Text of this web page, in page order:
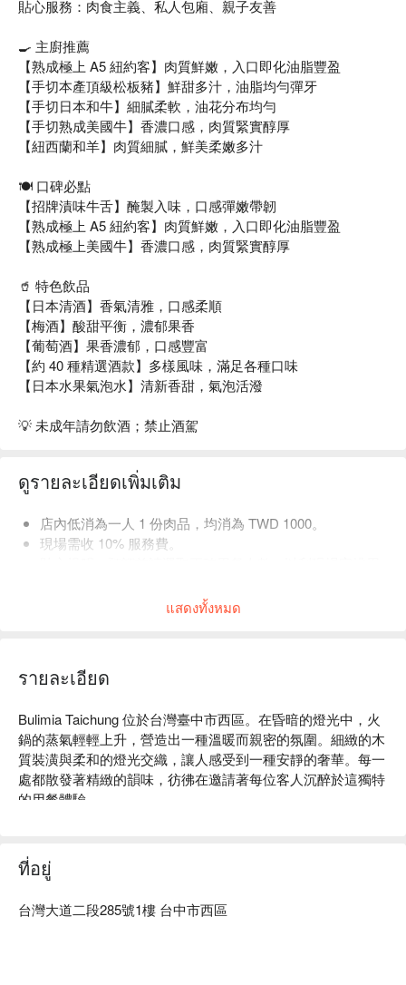
貼心服務：肉食主義、私人包廂、親子友善
🍳 主廚推薦
【熟成極上 A5 紐約客】肉質鮮嫩，入口即化油脂豐盈
【手切本產頂級松板豬】鮮甜多汁，油脂均勻彈牙
【手切日本和牛】細膩柔軟，油花分布均勻
【手切熟成美國牛】香濃口感，肉質緊實醇厚
【紐西蘭和羊】肉質細膩，鮮美柔嫩多汁
🍽️ 口碑必點
【招牌漬味牛舌】醃製入味，口感彈嫩帶韌
【熟成極上 A5 紐約客】肉質鮮嫩，入口即化油脂豐盈
【熟成極上美國牛】香濃口感，肉質緊實醇厚
🥤 特色飲品
【日本清酒】香氣清雅，口感柔順
【梅酒】酸甜平衡，濃郁果香
【葡萄酒】果香濃郁，口感豐富
【約 40 種精選酒款】多樣風味，滿足各種口味
【日本水果氣泡水】清新香甜，氣泡活潑
💡 未成年請勿飲酒；禁止酒駕
ดูรายละเอียดเพิ่มเติม
店內低消為一人 1 份肉品，均消為 TWD 1000。
現場需收 10% 服務費。
แสดงทั้งหมด
รายละเอียด
Bulimia Taichung 位於台灣臺中市西區。在昏暗的燈光中，火
鍋的蒸氣輕輕上升，營造出一種溫暖而親密的氛圍。細緻的木
質裝潢與柔和的燈光交織，讓人感受到一種安靜的奢華。每一
處都散發著精緻的韻味，彷彿在邀請著每位客人沉醉於這獨特
的用餐體驗。
等佳餚，成為提升聚會和用餐體驗的完美催化劑。搭配招牌漬
味牛舌、日本清酒和梅酒，賓客們能在此盡情享受美好時光。
🤩 玩樂情報
ที่อยู่
台灣大道二段285號1樓 台中市西區